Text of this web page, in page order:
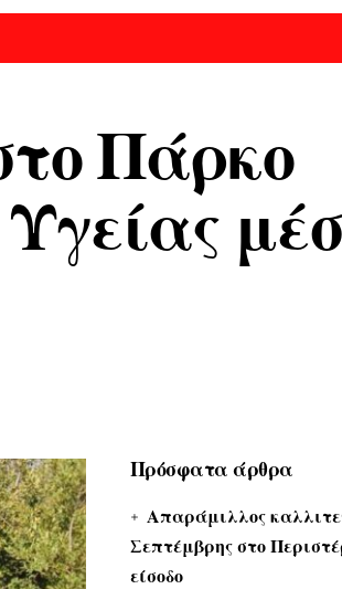
Πάρκο
Πρόσφατα άρθρα
Απαράμιλλος
Σεπτέμβρης στο
είσοδο